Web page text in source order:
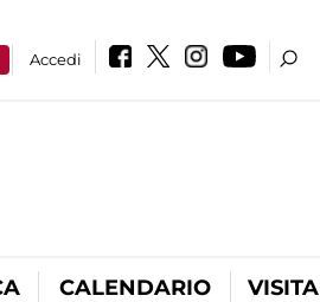
Accedi
CALENDARIO VISITA